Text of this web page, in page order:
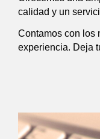
calidad y un
Contamos con los
experiencia. Deja